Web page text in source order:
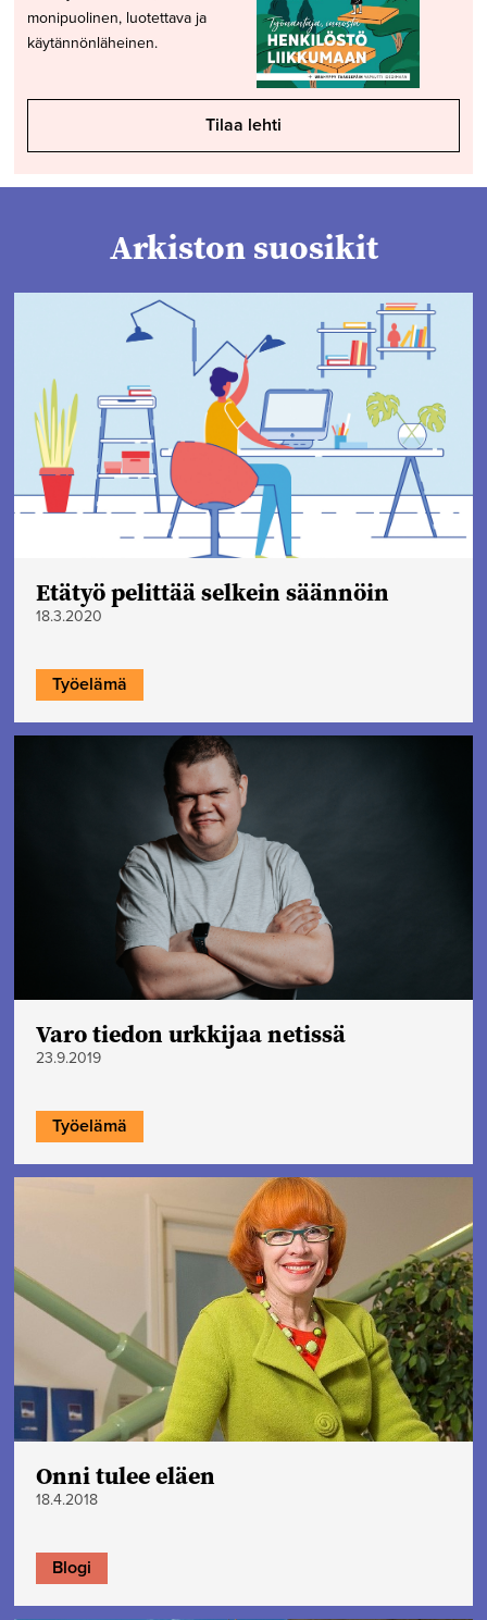
monipuolinen, luotettava ja
käytännönläheinen.
Tilaa lehti
Arkiston suosikit
Etätyö pelittää selkein säännöin
18.3.2020
Työelämä
Varo tiedon urkkijaa netissä
23.9.2019
Työelämä
Onni tulee eläen
18.4.2018
Blogi